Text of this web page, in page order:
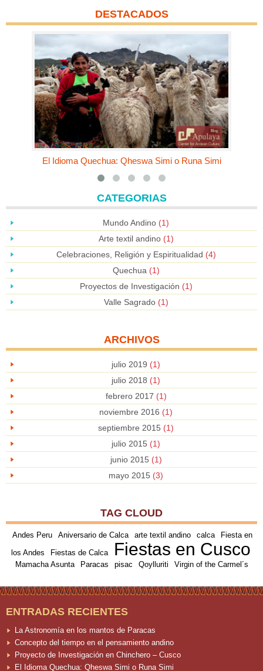
DESTACADOS
El Idioma Quechua: Qheswa Simi o Runa Simi
CATEGORIAS
Mundo Andino (1)
Arte textil andino(1)
Celebraciones, Religión y Espiritualidad (4)
Quechua (1)
Proyectos de Investigación (1)
Valle Sagrado(1)
ARCHIVOS
julio 2019 (1)
julio 2018 (1)
febrero 2017 (1)
noviembre 2016 (1)
septiembre 2015 (1)
julio 2015 (1)
junio 2015 (1)
mayo 2015 (3)
TAG CLOUD
Andes Peru Aniversario de Calca arte textil andino calca
Fiesta en
los Andes
Fiestas de Calca Fiestas en Cusco
Mamacha Asunta Paracas pisac Qoylluriti Virgin of the Carmel´s
ENTRADAS RECIENTES
La Astronomía en los mantos de Paracas
Concepto del tiempo en el pensamiento andino
Proyecto de Investigación en Chinchero – Cusco
El Idioma Quechua: Qheswa Simi o Runa Simi